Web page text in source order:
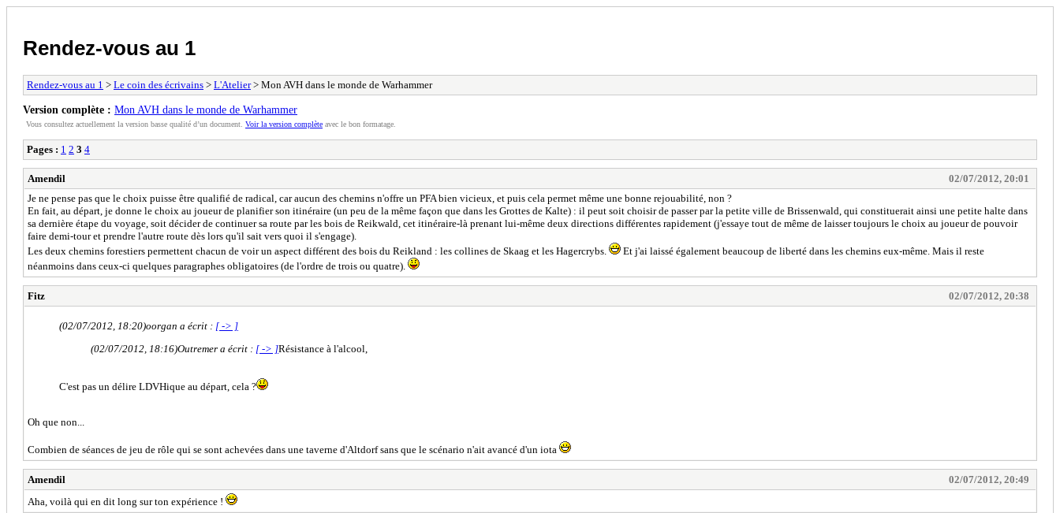
Rendez-vous au 1
Rendez-vous au 1 > Le coin des écrivains > L'Atelier> Mon AVH dans le monde de Warhammer
Version complète : Mon AVH dans le monde de Warhammer
Vous consultez actuellement la version basse qualité d’un document. Voir la version complète avec le bon formatage.
Pages : 1 2 3 4
Amendil
02/07/2012, 20:01
Je ne pense pas que le choix puisse être qualifié de radical, car aucun des chemins n'offre un PFA bien vicieux, et puis cela permet même une bonne rejouabilité, non ?
En fait, au départ, je donne le choix au joueur de planifier son itinéraire (un peu de la même façon que dans les Grottes de Kalte) : il peut soit choisir de passer par la petite ville de Brissenwald, qui constituerait ainsi une petite halte dans
sa dernière étape du voyage, soit décider de continuer sa route par les bois de Reikwald, cet itinéraire-là prenant lui-même deux directions différentes rapidement (j'essaye tout de même de laisser toujours le choix au joueur de pouvoir
faire demi-tour et prendre l'autre route dès lors qu'il sait vers quoi il s'engage).
Les deux chemins forestiers permettent chacun de voir un aspect différent des bois du Reikland : les collines de Skaag et les Hagercrybs.
Et j'ai laissé également beaucoup de liberté dans les chemins eux-même. Mais il reste
néanmoins dans ceux-ci quelques paragraphes obligatoires (de l'ordre de trois ou quatre).
Fitz 02/07/2012, 20:38
(02/07/2012, 18:20)oorgan a écrit : [ -> ]
(02/07/2012, 18:16)Outremer a écrit : [ -> ]Résistance à l'alcool,
C'est pas un délire LDVHique au départ, cela ?
Oh que non...
Combien de séances de jeu de rôle qui se sont achevées dans une taverne d'Altdorf sans que le scénario n'ait avancé d'un iota
Amendil
02/07/2012, 20:49
Aha, voilà qui en dit long sur ton expérience !